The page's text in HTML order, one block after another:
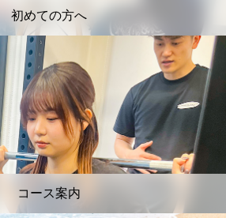
初めての方へ
コース案内